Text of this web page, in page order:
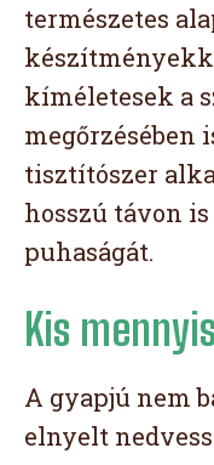
természetes
kíméletesek a
megőrzésében
tisztítószer
hosszú távon
puhaságát.
Kis
A gyapjú nem
elnyelt